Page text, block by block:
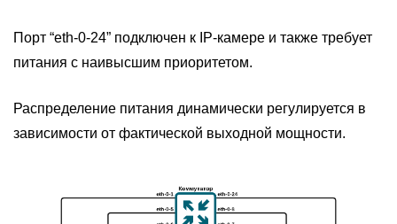
Порт “eth-0-24” подключен к IP-камере и также требует
питания с наивысшим приоритетом.
Распределение питания динамически регулируется в
зависимости от фактической выходной мощности.